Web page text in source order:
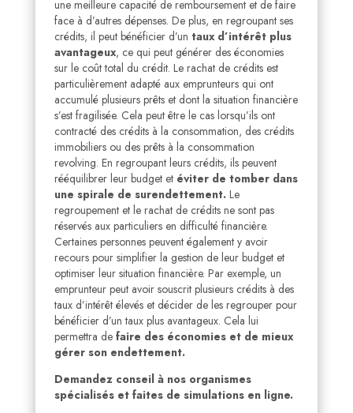
une meilleure capacité de remboursement et de faire
face à d’autres dépenses. De plus, en regroupant ses
crédits, il peut bénéficier d’un taux d’intérêt plus
avantageux, ce qui peut générer des économies
sur le coût total du crédit. Le rachat de crédits est
particulièrement adapté aux emprunteurs qui ont
accumulé plusieurs prêts et dont la situation financière
s’est fragilisée. Cela peut être le cas lorsqu’ils ont
contracté des crédits à la consommation, des crédits
immobiliers ou des prêts à la consommation
revolving. En regroupant leurs crédits, ils peuvent
rééquilibrer leur budget et éviter de tomber dans
une spirale de surendettement. Le
regroupement et le rachat de crédits ne sont pas
réservés aux particuliers en difficulté financière.
Certaines personnes peuvent également y avoir
recours pour simplifier la gestion de leur budget et
optimiser leur situation financière. Par exemple, un
emprunteur peut avoir souscrit plusieurs crédits à des
taux d’intérêt élevés et décider de les regrouper pour
bénéficier d’un taux plus avantageux. Cela lui
permettra de faire des économies et de mieux
gérer son endettement.
Demandez conseil à nos organismes
spécialisés et faites de simulations en ligne.